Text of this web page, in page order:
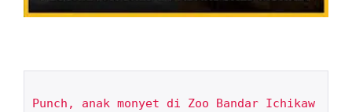
Punch, anak monyet di Zoo Bandar Ichikaw